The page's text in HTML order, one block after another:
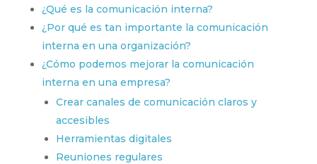
¿Qué es la comunicación interna?
¿Por qué es tan importante la comunicación
interna en una organización?
¿Cómo podemos mejorar la comunicación
interna en una empresa?
Crear canales de comunicación claros y
accesibles
Herramientas digitales
Reuniones regulares